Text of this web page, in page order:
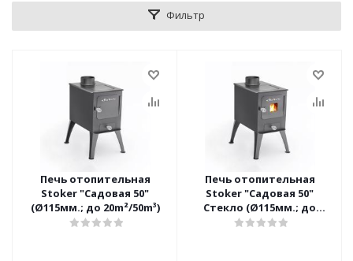
Фильтр
Печь отопительная
Stoker "Садовая 50"
(Ø115мм.; до 20m²/50m³)
Печь отопительная
Stoker "Садовая 50"
Стекло (Ø115мм.; до
20²/50м³)